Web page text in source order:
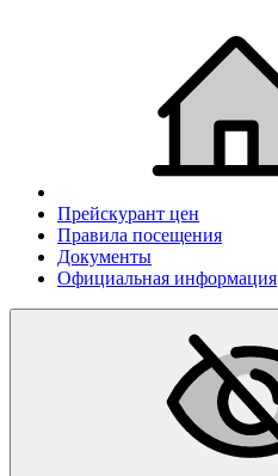
Прейскурант цен
Правила посещения
Документы
Официальная информация